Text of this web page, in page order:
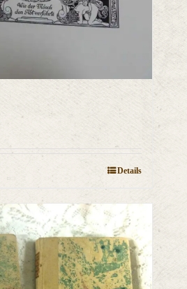
Details